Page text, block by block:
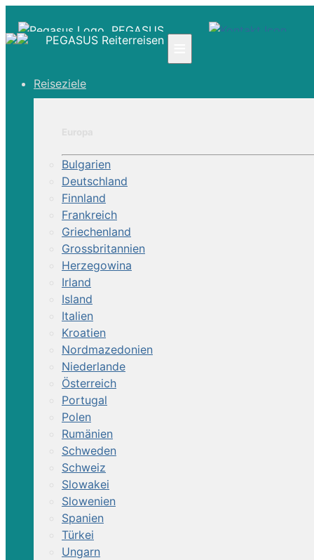
PEGASUS
☎ +41 61 303 31 00
Über Uns
PEGASUS Reiterreisen
Reiseziele
Bulgarien
Deutschland
Finnland
Frankreich
Griechenland
Grossbritannien
Herzegowina
Irland
Island
Italien
Kroatien
Nordmazedonien
Niederlande
Österreich
Portugal
Polen
Rumänien
Schweden
Schweiz
Slowakei
Slowenien
Spanien
Türkei
Ungarn